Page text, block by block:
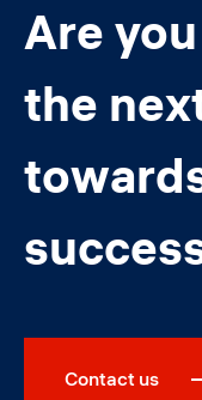
Are
the
Contact us